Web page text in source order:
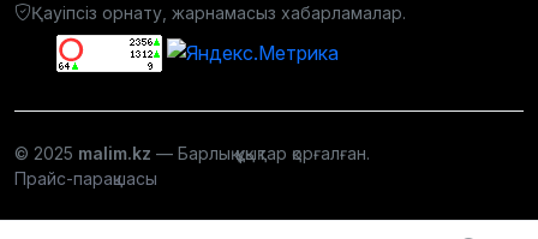
Қауіпсіз орнату, жарнамасыз хабарламалар.
© 2025 malim.kz — Барлық құқықтар қорғалған.
Прайс-парақшасы